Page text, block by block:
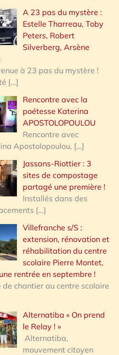
A 23 pas du mystère :
Estelle Tharreau, Toby
Peters, Robert
Silverberg, Arsène
à 23 pas du mystère !
[…]
Rencontre avec la
poétesse Katerina
APOSTOLOPOULOU
Rencontre avec
Apostolopoulou, […]
Jassans-Riottier : 3
sites de compostage
partagé une première !
Installés dans des
[…]
Villefranche s/S :
extension, rénovation et
réhabilitation du centre
scolaire Pierre Montet,
rentrée en septembre !
de chantier au centre scolaire
Alternatiba « On prend
le Relay ! »
Alternatiba,
mouvement citoyen